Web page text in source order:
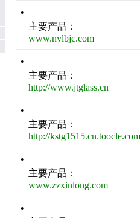
•
主要产品：
www.nylbjc.com
•
主要产品：
http://www.jtglass.cn
•
主要产品：
http://kstg1515.cn.toocle.com
•
主要产品：
www.zzxinlong.com
•